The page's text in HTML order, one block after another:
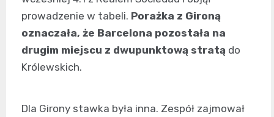
prowadzenie w tabeli. Porażka z Gironą
oznaczała, że Barcelona pozostała na
drugim miejscu z dwupunktową stratą do
Królewskich.
Dla Girony stawka była inna. Zespół zajmował